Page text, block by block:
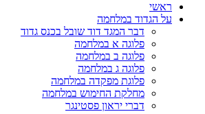
ראשי
על הגדוד במלחמה
דבר המגד דוד שובל בכנס גדוד
פלוגה א במלחמה
פלוגה ב במלחמה
פלוגה ג במלחמה
פלוגת מפקדה במלחמה
מחלקת החימוש במלחמה
דברי יראון פסטינגר